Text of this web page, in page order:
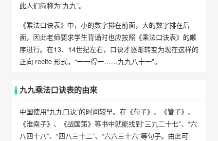
此人们简称为“九九”。
《乘法口诀表》中，小的数字排在前面，大的数字排在后
面，因此老师要求学生背诵时也应按照《乘法口诀表》的顺
序进行。在13、14世纪左右，口诀才逐渐转变为现在这样的
正向 recite 形式，“一一得一……九九八十一”。
九九乘法口诀表的由来
中国使用“九九口诀”的时间较早。在《荀子》、《管子》、
《淮南子》、《战国策》等书中就能找到“三九二十七”、“六
八四十八”、“四八三十二”、“六六三十六”等句子。由此可